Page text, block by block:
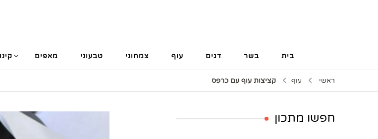
בית בשר דגים עוף צמחוני טבעוני מאפים
ראשי עוף קציצות עוף עם כרפס
חפשו מתכון